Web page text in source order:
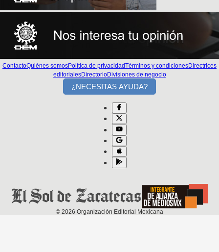
ContactoQuiénes somosPolítica de privacidadTérminos y condicionesDirectrices
editorialesDirectorioDivisiones de negocio
¿NECESITAS AYUDA?
© 2026 Organización Editorial Mexicana